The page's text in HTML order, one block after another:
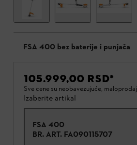
FSA 400 bez baterije i punjača
105.999,00 RSD*
Sve cene su neobavezujuće,
Izaberite artikal
FSA 400
BR. ART. FA090115707